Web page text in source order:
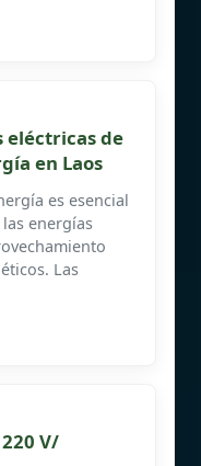
eléctricas de
en Laos
es esencial
energías
Las
V/